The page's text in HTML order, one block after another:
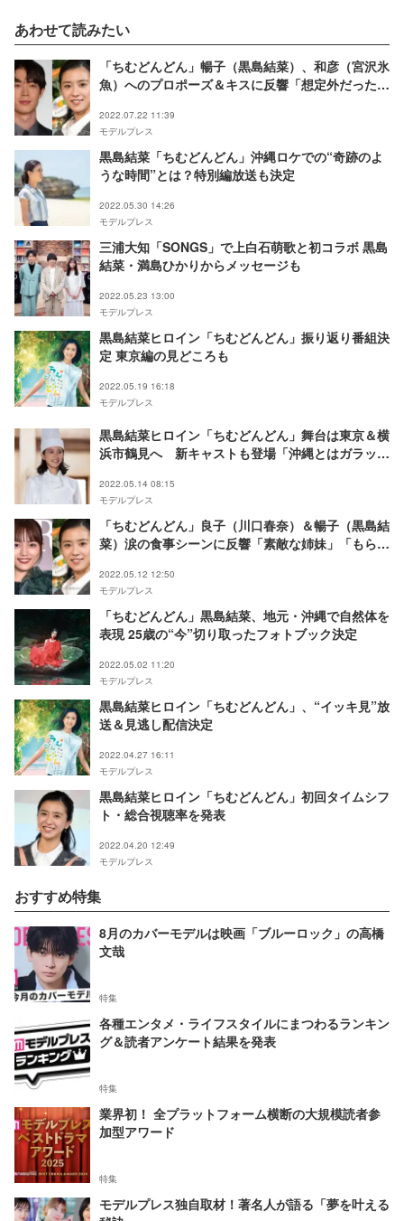
あわせて読みたい
「ちむどんどん」暢子（黒島結菜）、和彦（宮沢氷
魚）へのプロポーズ＆キスに反響「想定外だったけ
2022.07.22 11:39
モデルプレス
黒島結菜「ちむどんどん」沖縄ロケでの“奇跡のよ
うな時間”とは？特別編放送も決定
2022.05.30 14:26
モデルプレス
三浦大知「SONGS」で上白石萌歌と初コラボ 黒島
結菜・満島ひかりからメッセージも
2022.05.23 13:00
モデルプレス
黒島結菜ヒロイン「ちむどんどん」振り返り番組決
定 東京編の見どころも
2022.05.19 16:18
モデルプレス
黒島結菜ヒロイン「ちむどんどん」舞台は東京＆横
浜市鶴見へ 新キャストも登場「沖縄とはガラッと
2022.05.14 08:15
モデルプレス
「ちむどんどん」良子（川口春奈）＆暢子（黒島結
菜）涙の食事シーンに反響「素敵な姉妹」「もらい
2022.05.12 12:50
モデルプレス
「ちむどんどん」黒島結菜、地元・沖縄で自然体を
表現 25歳の“今”切り取ったフォトブック決定
2022.05.02 11:20
モデルプレス
黒島結菜ヒロイン「ちむどんどん」、“イッキ見”放
送＆見逃し配信決定
2022.04.27 16:11
モデルプレス
黒島結菜ヒロイン「ちむどんどん」初回タイムシフ
ト・総合視聴率を発表
2022.04.20 12:49
モデルプレス
おすすめ特集
8月のカバーモデルは映画「ブルーロック」の高橋
文哉
特集
各種エンタメ・ライフスタイルにまつわるランキン
グ＆読者アンケート結果を発表
特集
業界初！ 全プラットフォーム横断の大規模読者参
加型アワード
特集
モデルプレス独自取材！著名人が語る「夢を叶える